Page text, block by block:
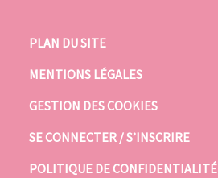
PLAN DU SITE
MENTIONS LÉGALES
GESTION DES COOKIES
SE CONNECTER / S’INSCRIRE
POLITIQUE DE CONFIDENTIALITÉ